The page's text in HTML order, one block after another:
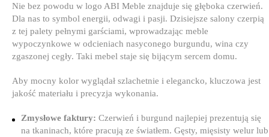
Nie bez powodu w logo ABI Meble znajduje się głęboka czerwień.
Dla nas to symbol energii, odwagi i pasji. Dzisiejsze salony czerpią
z tej palety pełnymi garściami, wprowadzając meble
wypoczynkowe w odcieniach nasyconego burgundu, wina czy
zgaszonej cegły. Taki mebel staje się bijącym sercem domu.
Aby mocny kolor wyglądał szlachetnie i elegancko, kluczowa jest
jakość materiału i precyzja wykonania.
Zmysłowe faktury: Czerwień i burgund najlepiej prezentują się
na tkaninach, które pracują ze światłem. Gęsty, mięsisty welur lub